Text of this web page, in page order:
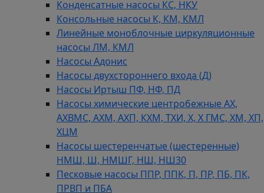
Конденсатные насосы КС, НКУ
Консольные насосы К, КМ, КМЛ
Линейные моноблочные циркуляционные
насосы ЛМ, КМЛ
Насосы Адонис
Насосы двухстороннего входа (Д)
Насосы Иртыш ПФ, НФ, ПД
Насосы химические центробежные АХ,
АХВМС, АХМ, АХП, КХМ, ТХИ, Х, Х ГМС, ХМ, ХП,
ХЦМ
Насосы шестеренчатые (шестеренные)
НМШ, Ш, НМШГ, НШ, НШ30
Песковые насосы ППР, ППК, П, ПР, ПБ, ПК,
ПРВП и ПБА